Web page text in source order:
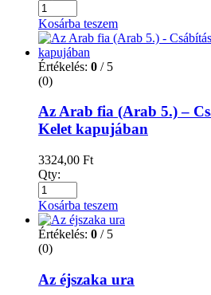
Kosárba teszem
Értékelés: 0 / 5
(0)
Az Arab fia (Arab 5.) –
Kelet kapujában
3324,00 Ft
Qty:
Kosárba teszem
Értékelés: 0 / 5
(0)
Az éjszaka ura